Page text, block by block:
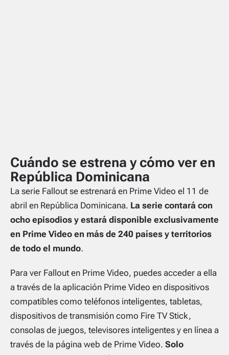
Cuándo se estrena y cómo ver en
República Dominicana
La serie Fallout se estrenará en Prime Video el 11 de
abril en República Dominicana. La serie contará con
ocho episodios y estará disponible exclusivamente
en Prime Video en más de 240 países y territorios
de todo el mundo.
Para ver Fallout en Prime Video, puedes acceder a ella
a través de la aplicación Prime Video en dispositivos
compatibles como teléfonos inteligentes, tabletas,
dispositivos de transmisión como Fire TV Stick,
consolas de juegos, televisores inteligentes y en línea a
través de la página web de Prime Video. Solo